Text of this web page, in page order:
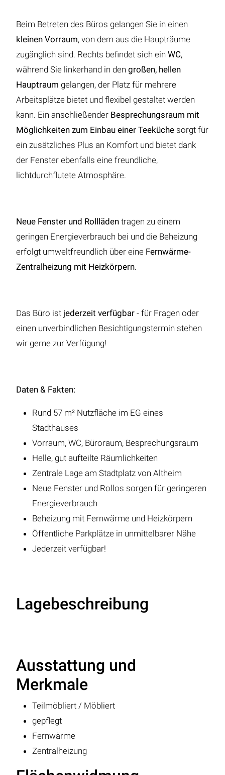
Beim Betreten des Büros gelangen Sie in einen
kleinen Vorraum, von dem aus die Haupträume
zugänglich sind. Rechts befindet sich ein WC,
während Sie linkerhand in den großen, hellen
Hauptraum gelangen, der Platz für mehrere
Arbeitsplätze bietet und flexibel gestaltet werden
kann. Ein anschließender Besprechungsraum mit
Möglichkeiten zum Einbau einer Teeküche sorgt für
ein zusätzliches Plus an Komfort und bietet dank
der Fenster ebenfalls eine freundliche,
lichtdurchflutete Atmosphäre.
Neue Fenster und Rollläden tragen zu einem
geringen Energieverbrauch bei und die Beheizung
erfolgt umweltfreundlich über eine Fernwärme-
Zentralheizung mit Heizkörpern.
Das Büro ist jederzeit verfügbar - für Fragen oder
einen unverbindlichen Besichtigungstermin stehen
wir gerne zur Verfügung!
Daten & Fakten:
Rund 57 m² Nutzfläche im EG eines
Stadthauses
Vorraum, WC, Büroraum, Besprechungsraum
Helle, gut aufteilte Räumlichkeiten
Zentrale Lage am Stadtplatz von Altheim
Neue Fenster und Rollos sorgen für geringeren
Energieverbrauch
Beheizung mit Fernwärme und Heizkörpern
Öffentliche Parkplätze in unmittelbarer Nähe
Jederzeit verfügbar!
Lagebeschreibung
Ausstattung und
Merkmale
Teilmöbliert / Möbliert
gepflegt
Fernwärme
Zentralheizung